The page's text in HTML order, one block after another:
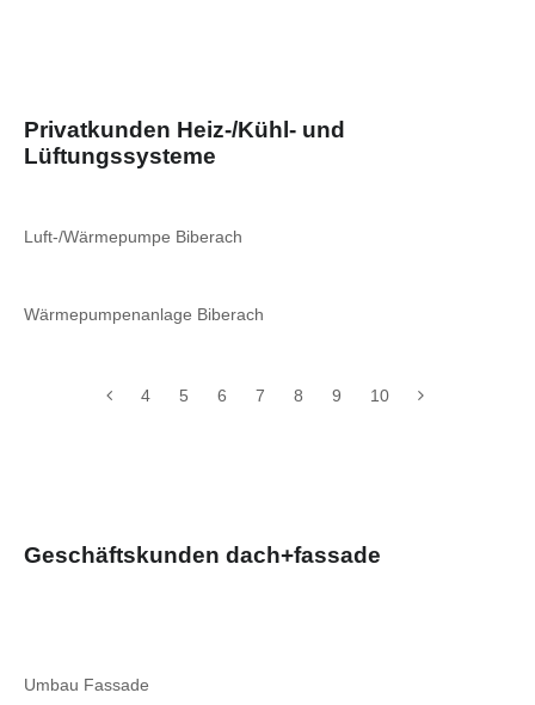
Privatkunden Heiz-/Kühl- und
Lüftungssysteme
Luft-/Wärmepumpe Biberach
Wärmepumpenanlage Biberach
4 5 6 7 8 9 10
Geschäftskunden dach+fassade
Umbau Fassade